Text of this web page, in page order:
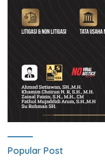
Popular Post